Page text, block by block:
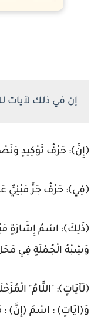
إن في ذٰلك لآيات
﴿إِنَّ﴾: حَرْفُ تَوْكِيدٍ
﴿فِي﴾: حَرْفُ جَرٍّ مَبْنِيٌّ
﴿ذَلِكَ﴾: اسْمُ إِشَارَةٍ
وَشِبْهُ الْجُمْلَةِ فِي
﴿لَآيَاتٍ﴾: "اللَّامُ"
وَ(آيَاتٍ) : اسْمُ (إِنَّ)